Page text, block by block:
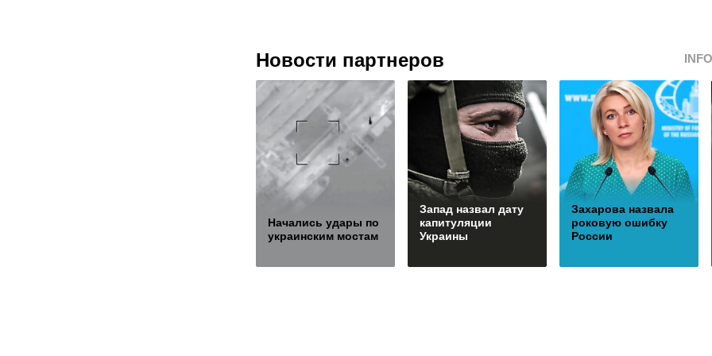
Новости партнеров
Начались удары по
украинским мостам
Запад назвал дату
капитуляции
Украины
Захарова назвала
роковую ошибку
России